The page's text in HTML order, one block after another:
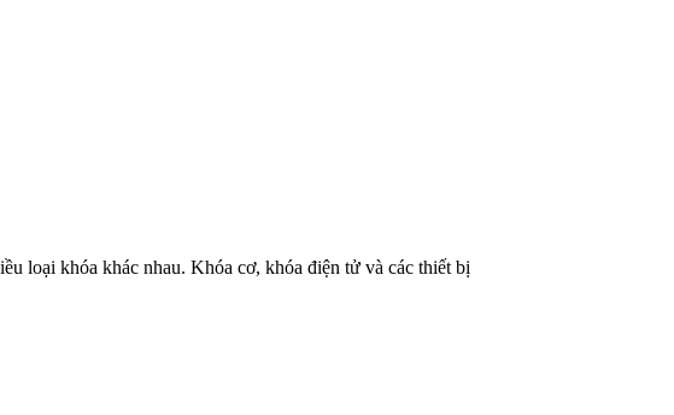
loại khóa khác nhau. Khóa cơ, khóa điện tử và các thiết bị